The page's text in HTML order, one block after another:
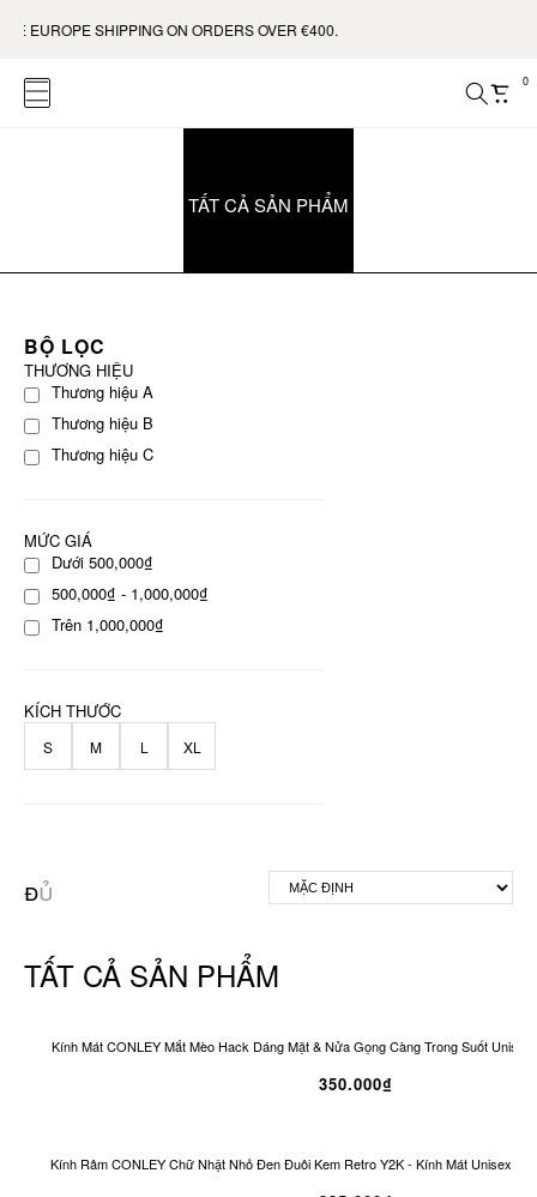
EUROPE SHIPPING ON ORDERS OVER €400.
0
TẤT CẢ SẢN PHẨM
BỘ LỌC
THƯƠNG HIỆU
Thương hiệu A
Thương hiệu B
Thương hiệu C
MỨC GIÁ
Dưới 500,000₫
500,000₫ - 1,000,000₫
Trên 1,000,000₫
KÍCH THƯỚC
S M L XL
TẤT CẢ SẢN PHẨM
Kính Mát CONLEY Mắt Mèo Hack Dáng Mặt & Nửa Gọng Càng Trong Suốt
350.000₫
Kính Râm CONLEY Chữ Nhật Nhỏ Đen Đuôi Kem Retro Y2K - Kính Mát Unisex